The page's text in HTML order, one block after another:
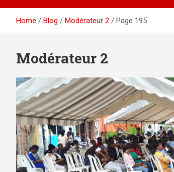
Home Blog Modérateur 2 Page 195
Modérateur 2